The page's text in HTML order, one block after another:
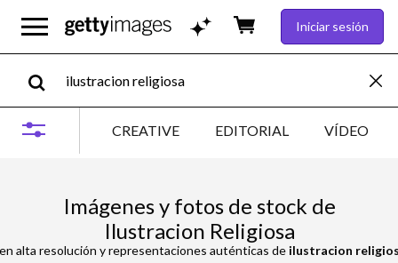
Iniciar sesión
CREATIVE EDITORIAL VÍDEO
Imágenes y fotos de stock de
Ilustracion Religiosa
alta resolución y representaciones auténticas de ilustracion